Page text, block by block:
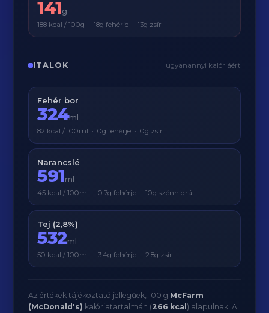
141g
188 kcal / 100g · 18g fehérje · 13g zsír
ITALOK ugyanannyi kalóriáért
Fehér bor
324ml
82 kcal / 100ml · 0g fehérje · 0g zsír
Narancslé
591ml
45 kcal / 100ml · 0.7g fehérje · 10g szénhidrát
Tej (2,8%)
532ml
50 kcal / 100ml · 3.4g fehérje · 2.8g zsír
Az értékek tájékoztató jellegűek, 100 g McFarm
(McDonald's) kalóriatartalmán (266 kcal ) alapulnak. A